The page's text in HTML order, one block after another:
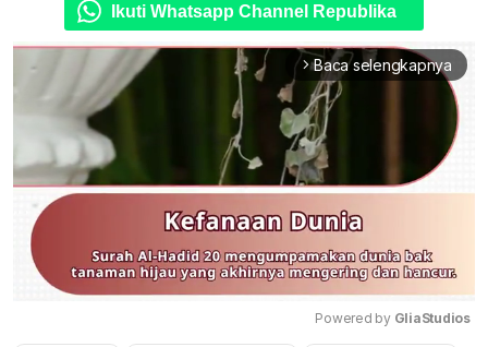
Ikuti Whatsapp Channel Republika
arrow_forward_ios Baca selengkapnya
Powered by GliaStudios